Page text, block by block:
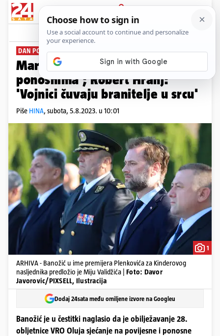
PRIJAVA
News Komentari
DAN POBJEDE
Mario Banožić: 'Oluja nas čini
ponosnima'; Robert Hranj:
'Vojnici čuvaju branitelje u srcu'
Piše HINA, subota, 5.8.2023. u 10:01
1
ARHIVA - Banožić u ime premijera Plenkovića za Kinderovog
nasljednika predložio je Miju Validžića | Foto: Davor
Javorovic/PIXSELL, Ilustracija
Dodaj 24sata među omiljene izvore na Googleu
Banožić je u čestitki naglasio da je obilježavanje 28.
obljetnice VRO Oluja sjećanje na povijesne i ponosne